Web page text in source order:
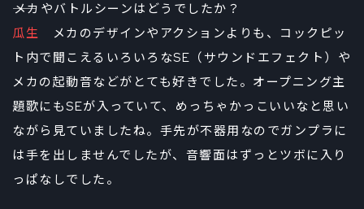
――メカやバトルシーンはどうでしたか？
瓜生 メカのデザインやアクションよりも、コックピッ
ト内で聞こえるいろいろなSE（サウンドエフェクト）や
メカの起動音などがとても好きでした。オープニング主
題歌にもSEが入っていて、めっちゃかっこいいなと思い
ながら見ていましたね。手先が不器用なのでガンプラに
は手を出しませんでしたが、音響面はずっとツボに入り
っぱなしでした。